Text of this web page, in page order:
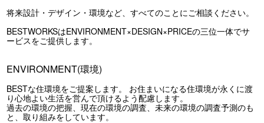
将来設計・デザイン・環境など、すべてのことにご相談ください。
BESTWORKSはENVIRONMENT×DESIGN×PRICEの三位一体でサ
ービスをご提供します。
ENVIRONMENT(環境)
BESTな住環境をご提案します。 お住まいになる住環境が永くに渡
り心地よい生活を営んで頂けるよう配慮します。
過去の環境の把握、現在の環境の調査、未来の環境の調査予測のも
と、取り組みをしています。